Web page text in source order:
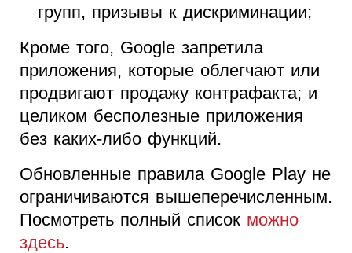
групп, призывы к дискриминации;
Кроме того, Google запретила
приложения, которые облегчают или
продвигают продажу контрафакта; и
целиком бесполезные приложения
без каких-либо функций.
Обновленные правила Google Play не
ограничиваются вышеперечисленным.
Посмотреть полный список можно
здесь.